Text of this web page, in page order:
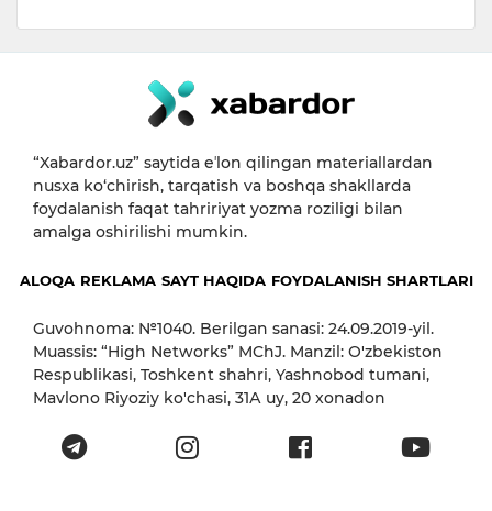
“Xabardor.uz” saytida eʼlon qilingan materiallardan
nusxa ko‘chirish, tarqatish va boshqa shakllarda
foydalanish faqat tahririyat yozma roziligi bilan
amalga oshirilishi mumkin.
ALOQA REKLAMA SAYT HAQIDA FOYDALANISH SHARTLARI
Guvohnoma: №1040. Berilgan sanasi: 24.09.2019-yil.
Muassis: “High Networks” MChJ. Manzil: O'zbekiston
Respublikasi, Toshkent shahri, Yashnobod tumani,
Mavlono Riyoziy ko'chasi, 31А uy, 20 xonadon